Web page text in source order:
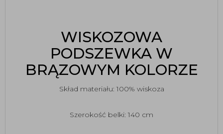
WISKOZOWA
PODSZEWKA W
BRĄZOWYM KOLORZE
Skład materiału: 100% wiskoza
Szerokość belki: 140 cm